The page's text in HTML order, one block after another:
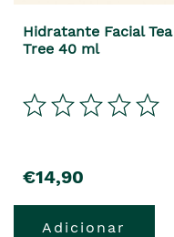
Hidratante Facial Tea
Tree 40 ml
€14,90
Adicionar